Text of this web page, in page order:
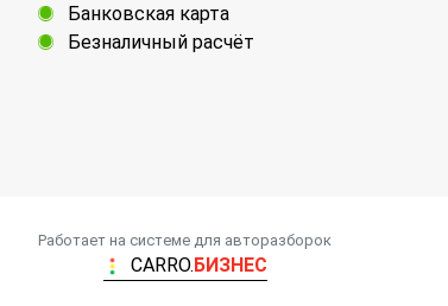
Банковская карта
Безналичный расчёт
Работает на системе для авторазборок
CARRO.БИЗНЕС